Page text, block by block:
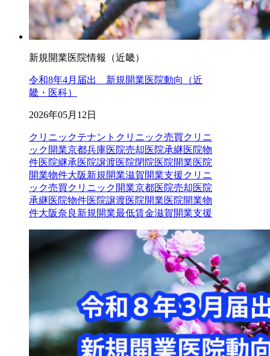
新規開業医院情報（近畿）
令和8年4月届出 新規開業医院動向（近
畿・医科）
2026年05月12日
クリニックテナントクリニック売買クリニ
ック開業京都兵庫医院売却医院承継医院物
件医院継承医院譲渡医院閉院医院開業医院
開業物件大阪新規開業滋賀開業支援クリニ
ック売買クリニック開業京都医院売却医院
承継医院物件医院譲渡医院開業医院開業物
件大阪奈良 新規開業最低賃金滋賀開業支援